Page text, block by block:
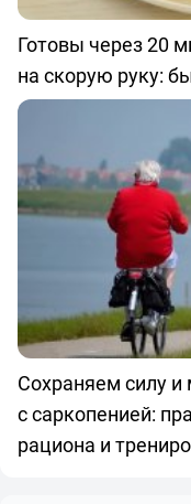
Готовы через 20
на скорую руку:
Сохраняем силу
с саркопенией:
рациона и